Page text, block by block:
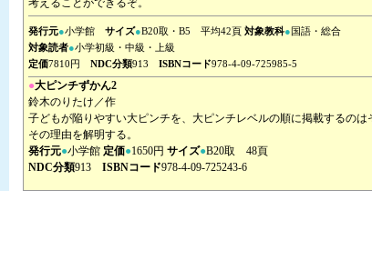
考えることができるぞ。
発行元●小学館 サイズ●B20取・B5 平均42頁 対象教科● 国語・総合
対象読者●小学初級・中級・上級
定価7810円 NDC分類913 ISBNコード978-4-09-725985-5
●大ピンチずかん2
鈴木のりたけ／作
子どもが陥りやすい大ピンチを、大ピンチレベルの順に掲載するのは
その理由を解明する。
発行元●小学館 定価●1650円 サイズ●B20取 48頁
NDC分類913 ISBNコード978-4-09-725243-6